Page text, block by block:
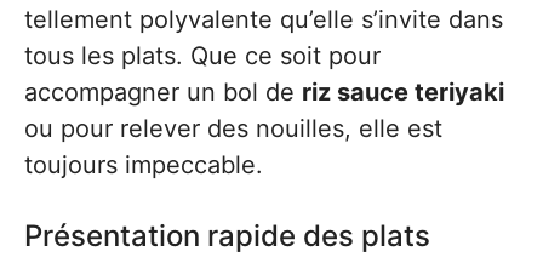
tellement polyvalente qu’elle s’invite dans
tous les plats. Que ce soit pour
accompagner un bol de riz sauce teriyaki
ou pour relever des nouilles, elle est
toujours impeccable.
Présentation rapide des plats